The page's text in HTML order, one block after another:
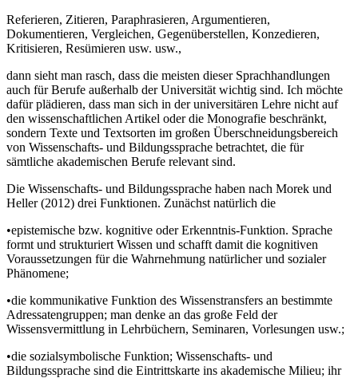
Referieren, Zitieren, Paraphrasieren, Argumentieren,
Dokumentieren, Vergleichen, Gegenüberstellen, Konzedieren,
Kritisieren, Resümieren usw. usw.,
dann sieht man rasch, dass die meisten dieser Sprachhandlungen
auch für Berufe außerhalb der Universität wichtig sind. Ich möchte
dafür plädieren, dass man sich in der universitären Lehre nicht auf
den wissenschaftlichen Artikel oder die Monografie beschränkt,
sondern Texte und Textsorten im großen Überschneidungsbereich
von Wissenschafts- und Bildungssprache betrachtet, die für
sämtliche akademischen Berufe relevant sind.
Die Wissenschafts- und Bildungssprache haben nach Morek und
Heller (2012) drei Funktionen. Zunächst natürlich die
•epistemische bzw. kognitive oder Erkenntnis-Funktion. Sprache
formt und strukturiert Wissen und schafft damit die kognitiven
Voraussetzungen für die Wahrnehmung natürlicher und sozialer
Phänomene;
•die kommunikative Funktion des Wissenstransfers an bestimmte
Adressatengruppen; man denke an das große Feld der
Wissensvermittlung in Lehrbüchern, Seminaren, Vorlesungen usw.;
•die sozialsymbolische Funktion; Wissenschafts- und
Bildungssprache sind die Eintrittskarte ins akademische Milieu; ihr